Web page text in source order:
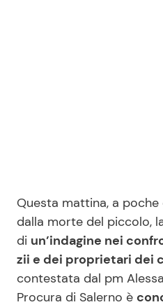
Questa mattina, a
dalla morte del piccolo,
di un’indagine nei
zii e dei proprietari dei
contestata dal pm
Procura di Salerno è